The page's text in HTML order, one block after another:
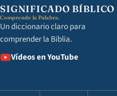
SIGNIFICADO BÍBLICO
Comprende la Palabra.
Un diccionario claro para
comprender la Biblia.
Vídeos en YouTube